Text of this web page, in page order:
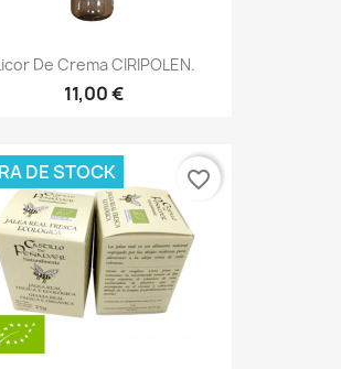
De Crema CIRIPOLEN.
11,00 €
DE STOCK favorite_border